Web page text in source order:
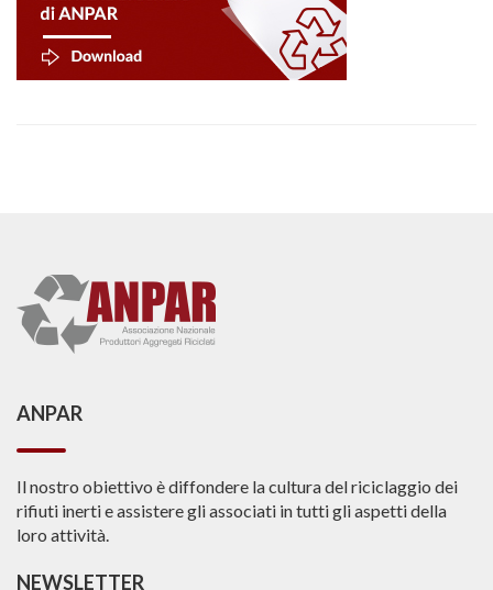
ANPAR
Il nostro obiettivo è diffondere la cultura del riciclaggio dei
rifiuti inerti e assistere gli associati in tutti gli aspetti della
loro attività.
NEWSLETTER